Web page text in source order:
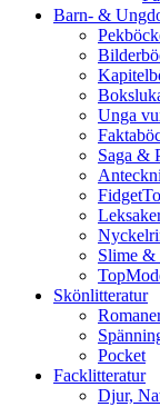
Barn- &
Unga
Saga &
Slime &
Skönlitteratur
Pocket
Facklitteratur
Djur,